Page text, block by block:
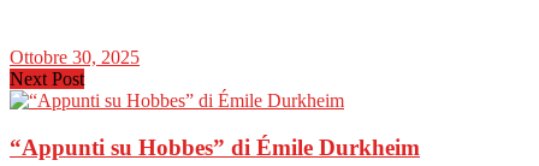
Ottobre 30, 2025
Next Post
“Appunti su Hobbes” di Émile Durkheim